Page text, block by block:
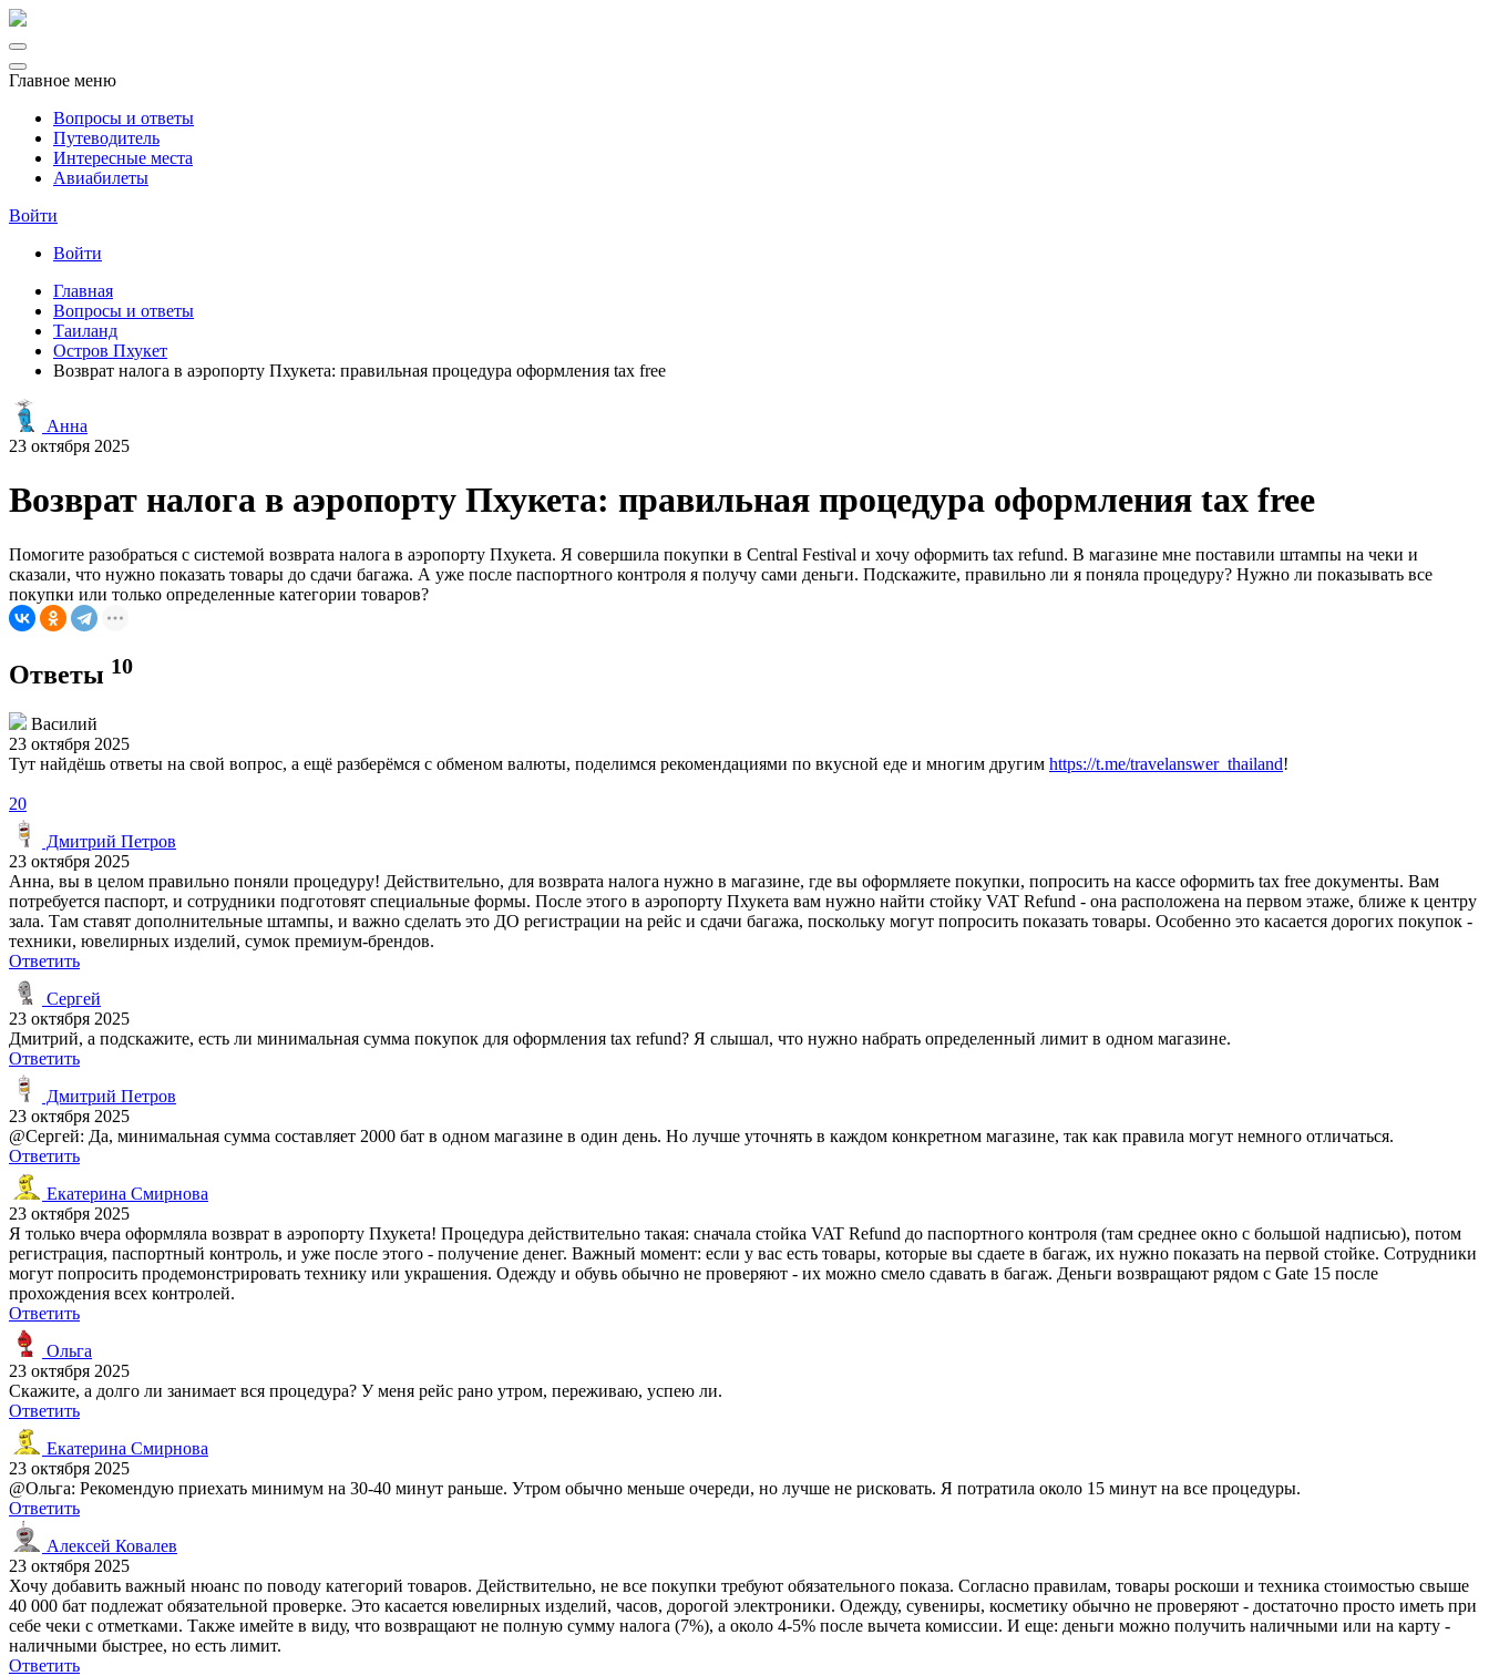
Главное меню
Вопросы и ответы
Путеводитель
Интересные места
Авиабилеты
Войти
Войти
Главная
Вопросы и ответы
Таиланд
Остров Пхукет
Возврат налога в аэропорту Пхукета: правильная процедура оформления tax free
Анна
23 октября 2025
Возврат налога в аэропорту Пхукета: правильная процедура оформления tax free
Помогите разобраться с системой возврата налога в аэропорту Пхукета. Я совершила покупки в Central Festival и хочу оформить tax refund. В магазине мне поставили штампы на чеки и
сказали, что нужно показать товары до сдачи багажа. А уже после паспортного контроля я получу сами деньги. Подскажите, правильно ли я поняла процедуру? Нужно ли показывать все
покупки или только определенные категории товаров?
Ответы 10
Василий
23 октября 2025
Тут найдёшь ответы на свой вопрос, а ещё разберёмся с обменом валюты, поделимся рекомендациями по вкусной еде и многим другим https://t.me/travelanswer_thailand!
20
Дмитрий Петров
23 октября 2025
Анна, вы в целом правильно поняли процедуру! Действительно, для возврата налога нужно в магазине, где вы оформляете покупки, попросить на кассе оформить tax free документы. Вам
потребуется паспорт, и сотрудники подготовят специальные формы. После этого в аэропорту Пхукета вам нужно найти стойку VAT Refund - она расположена на первом этаже, ближе к центру
зала. Там ставят дополнительные штампы, и важно сделать это ДО регистрации на рейс и сдачи багажа, поскольку могут попросить показать товары. Особенно это касается дорогих покупок -
техники, ювелирных изделий, сумок премиум-брендов.
Ответить
Сергей
23 октября 2025
Дмитрий, а подскажите, есть ли минимальная сумма покупок для оформления tax refund? Я слышал, что нужно набрать определенный лимит в одном магазине.
Ответить
Дмитрий Петров
23 октября 2025
@Сергей: Да, минимальная сумма составляет 2000 бат в одном магазине в один день. Но лучше уточнять в каждом конкретном магазине, так как правила могут немного отличаться.
Ответить
Екатерина Смирнова
23 октября 2025
Я только вчера оформляла возврат в аэропорту Пхукета! Процедура действительно такая: сначала стойка VAT Refund до паспортного контроля (там среднее окно с большой надписью), потом
регистрация, паспортный контроль, и уже после этого - получение денег. Важный момент: если у вас есть товары, которые вы сдаете в багаж, их нужно показать на первой стойке. Сотрудники
могут попросить продемонстрировать технику или украшения. Одежду и обувь обычно не проверяют - их можно смело сдавать в багаж. Деньги возвращают рядом с Gate 15 после
прохождения всех контролей.
Ответить
Ольга
23 октября 2025
Скажите, а долго ли занимает вся процедура? У меня рейс рано утром, переживаю, успею ли.
Ответить
Екатерина Смирнова
23 октября 2025
@Ольга: Рекомендую приехать минимум на 30-40 минут раньше. Утром обычно меньше очереди, но лучше не рисковать. Я потратила около 15 минут на все процедуры.
Ответить
Алексей Ковалев
23 октября 2025
Хочу добавить важный нюанс по поводу категорий товаров. Действительно, не все покупки требуют обязательного показа. Согласно правилам, товары роскоши и техника стоимостью свыше
40 000 бат подлежат обязательной проверке. Это касается ювелирных изделий, часов, дорогой электроники. Одежду, сувениры, косметику обычно не проверяют - достаточно просто иметь при
себе чеки с отметками. Также имейте в виду, что возвращают не полную сумму налога (7%), а около 4-5% после вычета комиссии. И еще: деньги можно получить наличными или на карту -
наличными быстрее, но есть лимит.
Ответить